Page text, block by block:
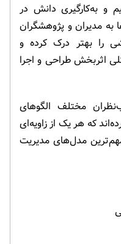
و به‌کارگیری دانش در
به مدیران و پژوهشگران
را بهتر درک کرده و
اثربخش طراحی و اجرا
مختلف الگوهای
که هر یک از زاویه‌ای
مدل‌های مدیریت